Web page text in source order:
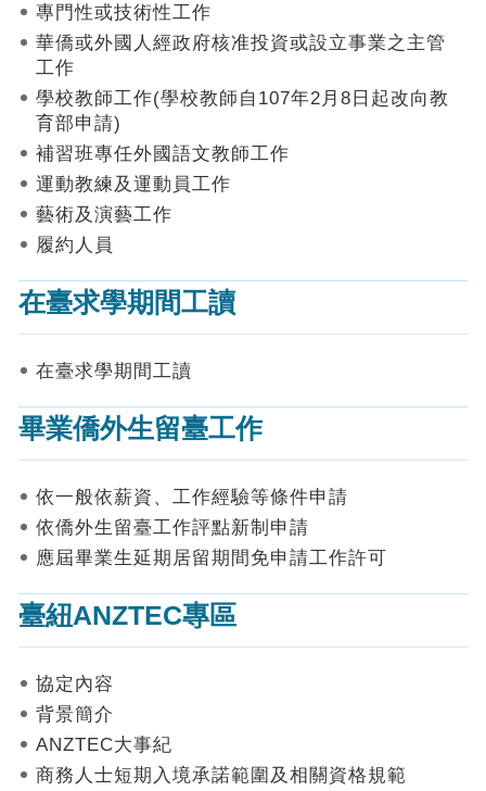
知
機
申
請
表
上
申
請
請
進
詢
見
答
統
數
據
首
專門性或技術性工作
華僑或外國人經政府核准投資或設立事業之主管
工作
學校教師工作(學校教師自107年2月8日起改向教
育部申請)
補習班專任外國語文教師工作
運動教練及運動員工作
藝術及演藝工作
履約人員
在臺求學期間工讀
在臺求學期間工讀
畢業僑外生留臺工作
依一般依薪資、工作經驗等條件申請
依僑外生留臺工作評點新制申請
應屆畢業生延期居留期間免申請工作許可
臺紐ANZTEC專區
協定內容
背景簡介
ANZTEC大事紀
商務人士短期入境承諾範圍及相關資格規範